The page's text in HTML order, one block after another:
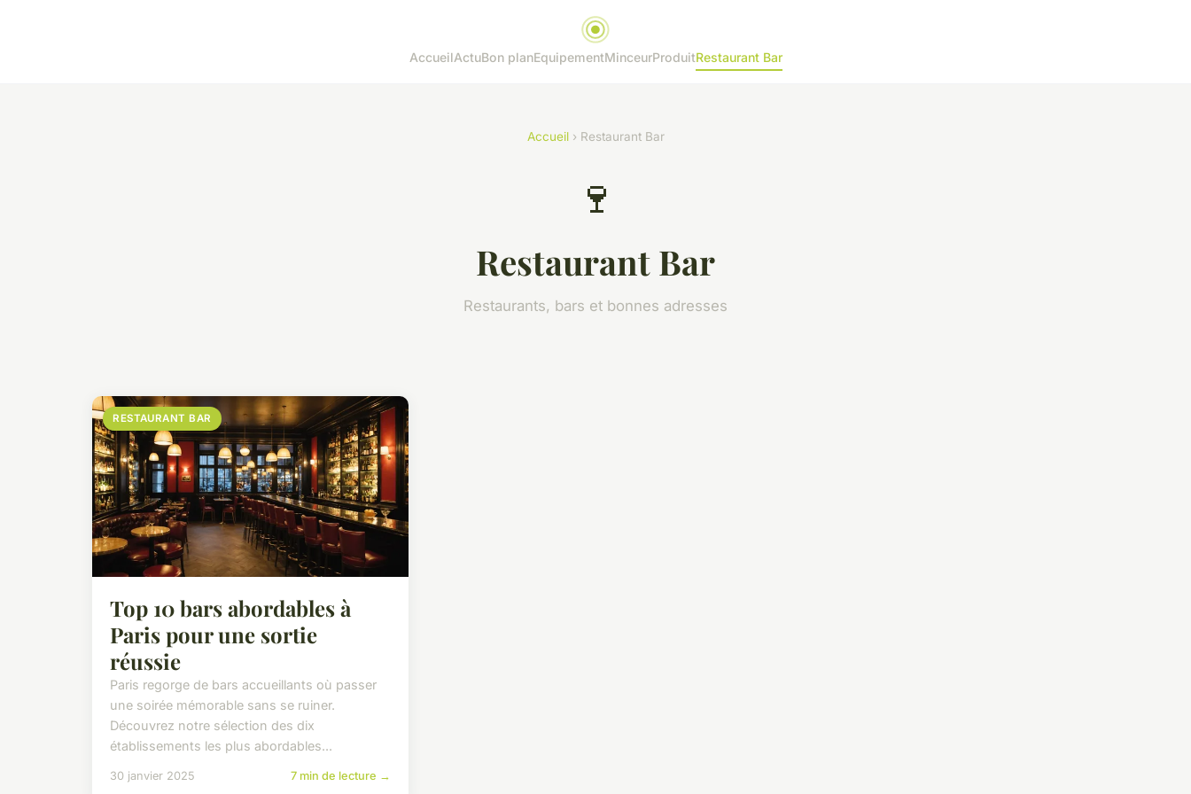
AccueilActuBon planEquipementMinceurProduitRestaurant Bar
Accueil› Restaurant Bar
🍷
Restaurant Bar
Restaurants, bars et bonnes adresses
RESTAURANT BAR
Top 10 bars abordables à
Paris pour une sortie
réussie
Paris regorge de bars accueillants où passer
une soirée mémorable sans se ruiner.
Découvrez notre sélection des dix
établissements les plus abordables...
30 janvier 2025 7 min de lecture →